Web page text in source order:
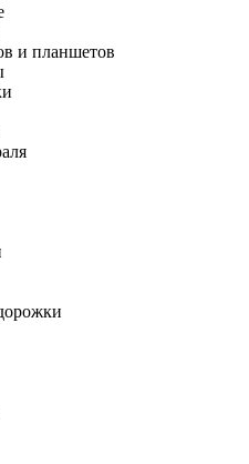
и планшетов